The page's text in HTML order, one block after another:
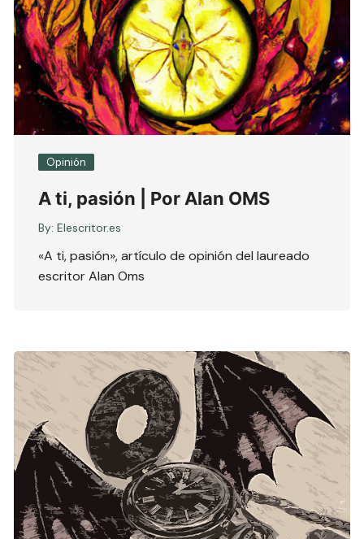
Opinión
A ti, pasión | Por Alan OMS
By: Elescritor.es
«A ti, pasión», artículo de opinión del laureado
escritor Alan Oms